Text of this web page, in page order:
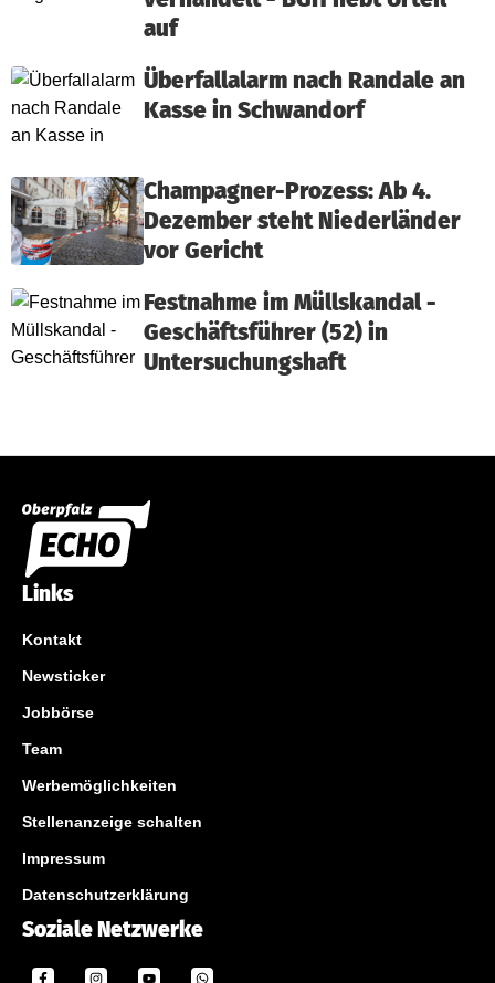
auf
Überfallalarm nach Randale an
Kasse in Schwandorf
Champagner-Prozess: Ab 4.
Dezember steht Niederländer
vor Gericht
Festnahme im Müllskandal -
Geschäftsführer (52) in
Untersuchungshaft
Links
Kontakt
Newsticker
Jobbörse
Team
Werbemöglichkeiten
Stellenanzeige schalten
Impressum
Datenschutzerklärung
Soziale Netzwerke